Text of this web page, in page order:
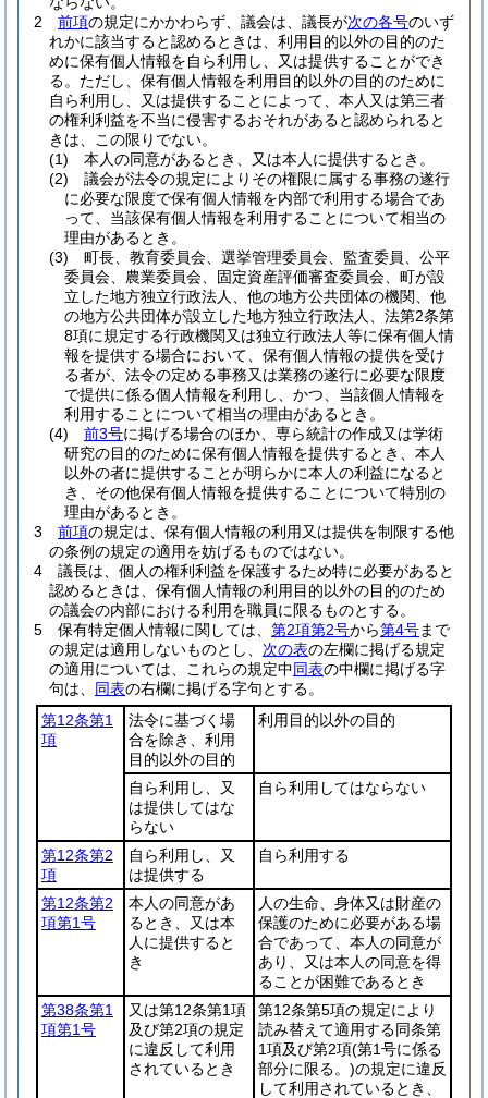
2
前項の規定にかかわらず、議会は、議長が次の各号のいず
れかに該当すると認めるときは、利用目的以外の目的のた
めに保有個人情報を自ら利用し、又は提供することができ
る。 ただし、保有個人情報を利用目的以外の目的のために
自ら利用し、又は提供することによって、本人又は第三者
の権利利益を不当に侵害するおそれがあると認められると
きは、この限りでない。
(1)
本人の同意があるとき、又は本人に提供するとき。
(2)
議会が法令の規定によりその権限に属する事務の遂行
に必要な限度で保有個人情報を内部で利用する場合であ
って、当該保有個人情報を利用することについて相当の
理由があるとき。
(3)
町長、教育委員会、選挙管理委員会、監査委員、公平
委員会、農業委員会、固定資産評価審査委員会、町が設
立した地方独立行政法人、他の地方公共団体の機関、他
の地方公共団体が設立した地方独立行政法人、法第2条第
8項に規定する行政機関又は独立行政法人等に保有個人情
報を提供する場合において、保有個人情報の提供を受け
る者が、法令の定める事務又は業務の遂行に必要な限度
で提供に係る個人情報を利用し、かつ、当該個人情報を
利用することについて相当の理由があるとき。
(4)
前3号に掲げる場合のほか、専ら統計の作成又は学術
研究の目的のために保有個人情報を提供するとき、本人
以外の者に提供することが明らかに本人の利益になると
き、その他保有個人情報を提供することについて特別の
理由があるとき。
3
前項の規定は、保有個人情報の利用又は提供を制限する他
の条例の規定の適用を妨げるものではない。
4
議長は、個人の権利利益を保護するため特に必要があると
認めるときは、保有個人情報の利用目的以外の目的のため
の議会の内部における利用を職員に限るものとする。
5
保有特定個人情報に関しては、 第2項第2号から第4号まで
の規定は適用しないものとし、 次の表の左欄に掲げる規定
の適用については、これらの規定中同表の中欄に掲げる字
句は、 同表の右欄に掲げる字句とする。
第12条第1
項
法令に基づく場
合を除き、利用
目的以外の目的
利用目的以外の目的
自ら利用し、又
は提供してはな
らない
自ら利用してはならない
第12条第2
項
自ら利用し、又
は提供する
自ら利用する
第12条第2
項第1号
本人の同意があ
るとき、又は本
人に提供すると
き
人の生命、身体又は財産の
保護のために必要がある場
合であって、本人の同意が
あり、又は本人の同意を得
ることが困難であるとき
第38条第1
項第1号
又は第12条第1項
及び第2項の規定
に違反して利用
されているとき
第12条第5項の規定により
読み替えて適用する同条第
1項及び第2項(第1号に係る
部分に限る。)の規定に違反
して利用されているとき、